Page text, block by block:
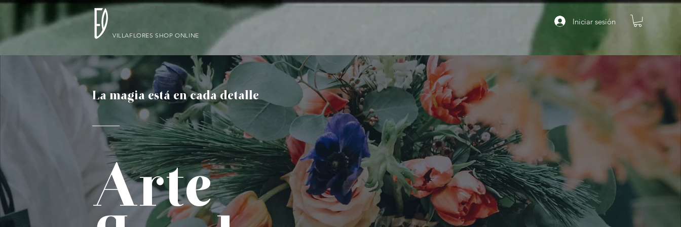
Iniciar sesión
VILLAFLORES SHOP ONLINE
La magia está en cada detalle
Arte